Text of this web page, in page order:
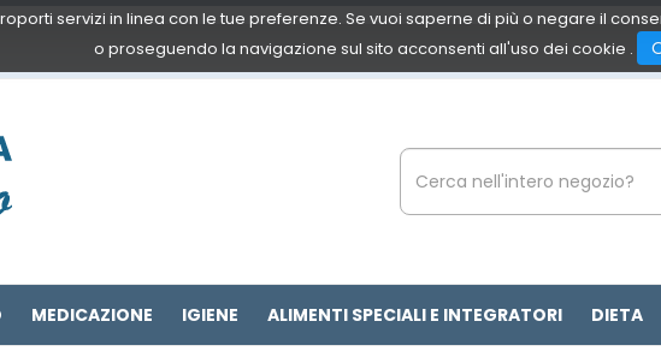
servizi in linea con le tue preferenze. Se vuoi saperne di più o negare il
o proseguendo la navigazione sul sito acconsenti all'uso dei cookie .
Cerca
Prodotto
MEDICAZIONE IGIENE ALIMENTI SPECIALI E INTEGRATORI DIETA